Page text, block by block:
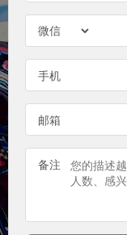
手机
邮箱
备注